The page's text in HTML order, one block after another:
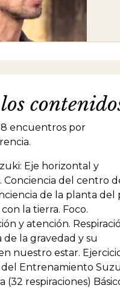
de
8 encuentros por
Eje horizontal y
Conciencia del centro
de la planta del
la tierra. Foco.
y atención.
de la gravedad y su
nuestro estar.
Entrenamiento
(32 respiraciones)